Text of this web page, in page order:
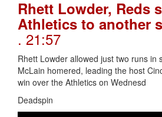
Rhett Lowder, Reds
Athletics to another
. 21:57
Rhett Lowder allowed just two runs in
McLain homered, leading the host
win over the Athletics on Wednesd
Deadspin